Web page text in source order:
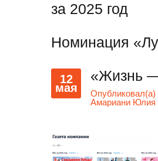
за 2025 год
Номинация
12
мая
«Жизнь —
Опубликовал(а)
Амариани Юлия